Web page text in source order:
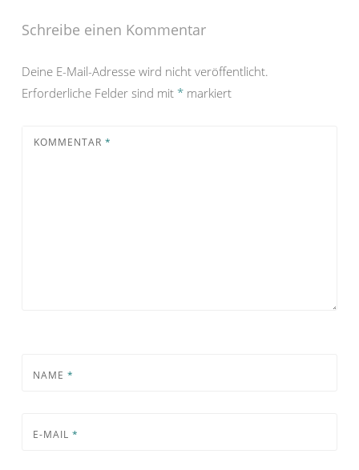
Schreibe einen Kommentar
Deine E-Mail-Adresse wird nicht veröffentlicht.
Erforderliche Felder sind mit * markiert
KOMMENTAR *
NAME *
E-MAIL *